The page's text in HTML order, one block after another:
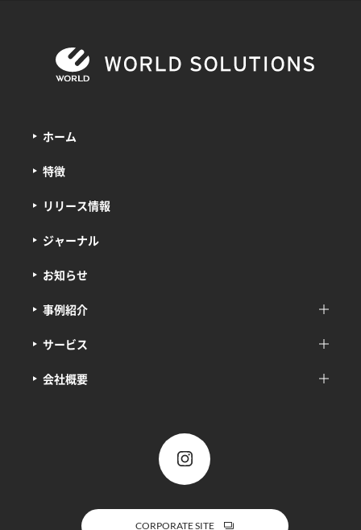
ホーム
特徴
サービス
事例紹介
会社概要
リリース情報
ジャーナル
お知らせ
CORPORATE SITE